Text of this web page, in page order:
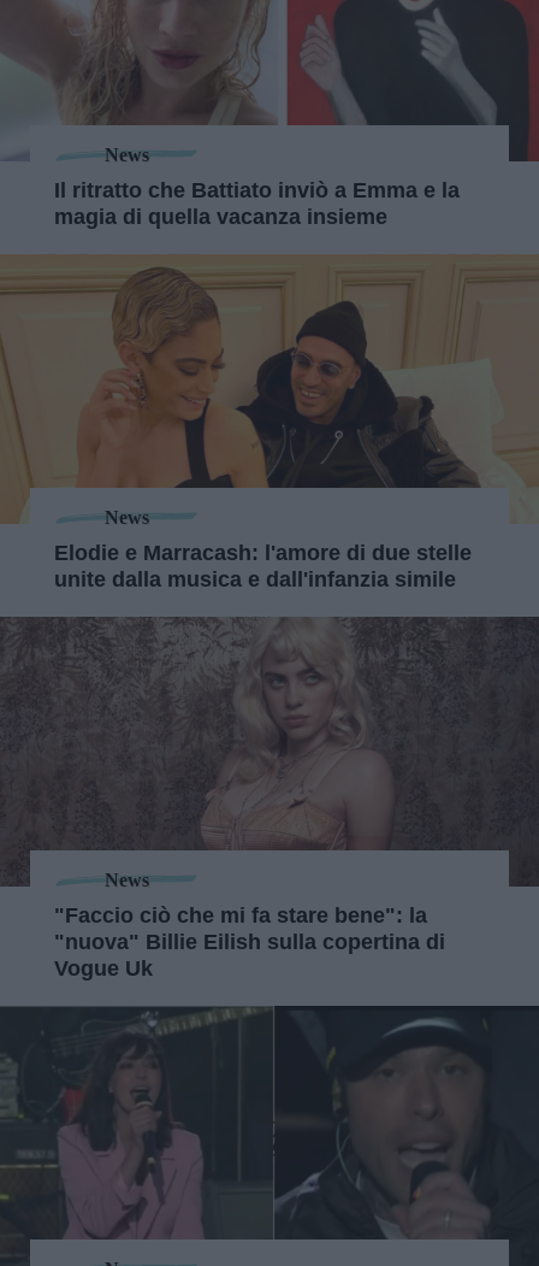
News
Il ritratto che Battiato inviò a Emma e la
magia di quella vacanza insieme
News
Elodie e Marracash: l'amore di due stelle
unite dalla musica e dall'infanzia simile
News
"Faccio ciò che mi fa stare bene": la
"nuova" Billie Eilish sulla copertina di
Vogue Uk